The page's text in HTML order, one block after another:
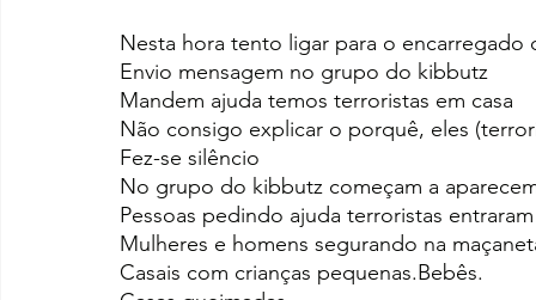
Nesta hora tento ligar para o encarregado
Envio mensagem no grupo do kibbutz
Mandem ajuda temos terroristas em casa
Não consigo explicar o porquê, eles
Fez-se silêncio
No grupo do kibbutz começam a
Pessoas pedindo ajuda terroristas entraram
Mulheres e homens segurando na
Casais com crianças pequenas.Bebês.